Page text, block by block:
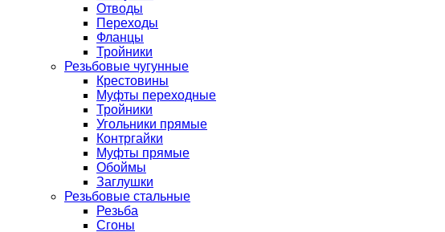
Отводы
Переходы
Фланцы
Тройники
Резьбовые чугунные
Крестовины
Муфты переходные
Тройники
Угольники прямые
Контргайки
Муфты прямые
Обоймы
Заглушки
Резьбовые стальные
Резьба
Сгоны